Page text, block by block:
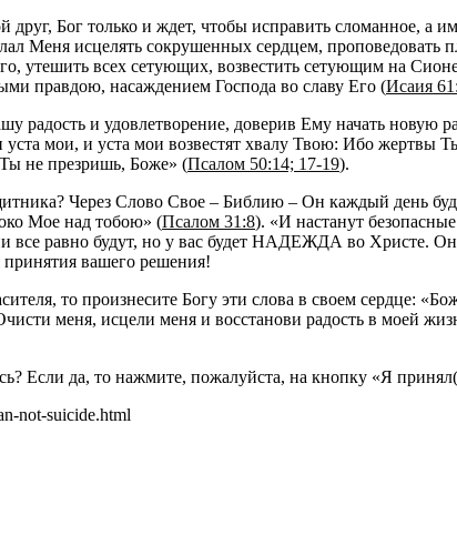
друг, Бог только и ждет, чтобы исправить сломанное,
Меня исцелять сокрушенных сердцем,
утешить всех сетующих, возвестить сетующим на
правдою, насаждением Господа во славу Его (Исаия
радость и удовлетворение, доверив Ему начать новую
мои, и уста мои возвестят хвалу Твою: Ибо
не презришь, Боже» (Псалом 50:14; 17-19).
Через Слово Свое – Библию – Он каждый день
Мое над тобою» (Псалом 31:8). «И настанут
все равно будут, но у вас будет НАДЕЖДА во Христе. Он
принятия вашего решения!
то произнесите Богу эти слова в своем сердце:
меня, исцели меня и восстанови радость в моей
Если да, то нажмите, пожалуйста, на кнопку «Я
not-suicide.html